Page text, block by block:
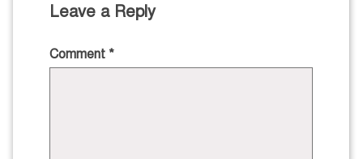
Leave a Reply
Comment *